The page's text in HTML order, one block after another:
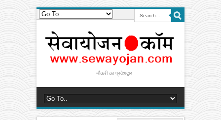
नौकरी का प्रवेशद्वार